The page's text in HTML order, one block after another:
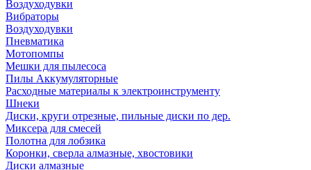
Воздуходувки
Вибраторы
Воздуходувки
Пневматика
Мотопомпы
Мешки для пылесоса
Пилы Аккумуляторные
Расходные материалы к электроинструменту
Шнеки
Диски, круги отрезные, пильные диски по дер.
Миксера для смесей
Полотна для лобзика
Коронки, сверла алмазные, хвостовики
Диски алмазные